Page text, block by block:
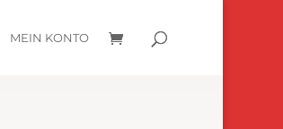
MEIN KONTO